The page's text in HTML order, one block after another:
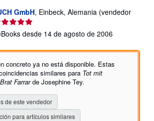
GmbH, Einbeck, Alemania (vendedor
desde 14 de agosto de 2006
concreto ya no está disponible. Estas
similares para Tot mit
Farrarde Josephine Tey.
de este vendedor
para artículos similares